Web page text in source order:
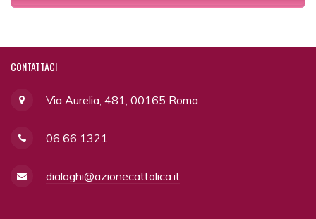
CONTATTACI
Via Aurelia, 481, 00165 Roma
06 66 1321
dialoghi@azionecattolica.it